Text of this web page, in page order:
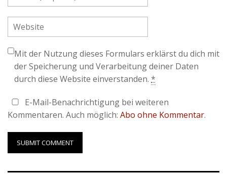
Mit der Nutzung dieses Formulars erklärst du dich mit
der Speicherung und Verarbeitung deiner Daten
durch diese Website einverstanden. *
E-Mail-Benachrichtigung bei weiteren
Kommentaren. Auch möglich: Abo ohne Kommentar.